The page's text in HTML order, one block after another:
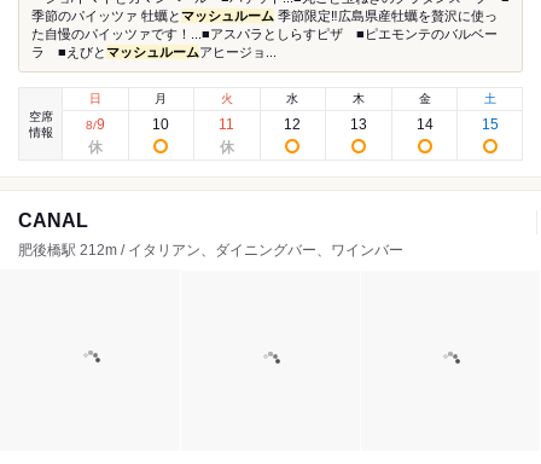
季節のパイッツァ 牡蠣とマッシュルーム 季節限定‼︎広島県産牡蠣を贅沢に使っ
た自慢のパイッツァです！...■アスパラとしらすピザ ■ピエモンテのバルベー
ラ ■えびとマッシュルームアヒージョ...
空席
情報
日
8/9
月
10
火
11
水
12
木
13
金
14
土
15
CANAL
肥後橋駅 212m / イタリアン、ダイニングバー、ワインバー